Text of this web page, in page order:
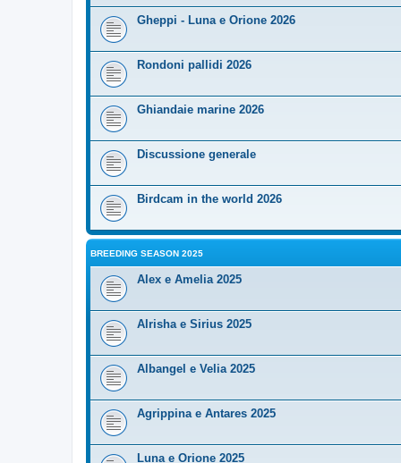
Gheppi - Luna e Orione 2026
Rondoni pallidi 2026
Ghiandaie marine 2026
Discussione generale
Birdcam in the world 2026
BREEDING SEASON 2025
Alex e Amelia 2025
Alrisha e Sirius 2025
Albangel e Velia 2025
Agrippina e Antares 2025
Luna e Orione 2025